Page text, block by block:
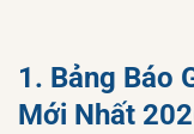
1. Bảng Báo
Mới Nhất